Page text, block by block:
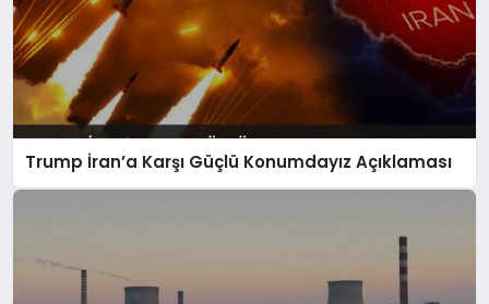
Trump İran’a Karşı Güçlü Konumdayız Açıklaması